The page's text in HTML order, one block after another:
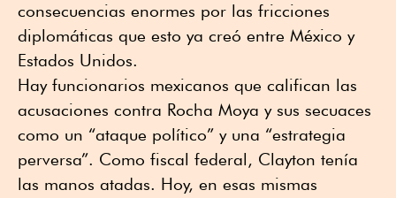
consecuencias enormes por las fricciones
diplomáticas que esto ya creó entre México y
Estados Unidos.
Hay funcionarios mexicanos que califican las
acusaciones contra Rocha Moya y sus secuaces
como un “ataque político” y una “estrategia
perversa”. Como fiscal federal, Clayton tenía
las manos atadas. Hoy, en esas mismas